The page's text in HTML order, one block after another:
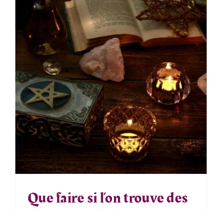
Que faire si l’on trouve des